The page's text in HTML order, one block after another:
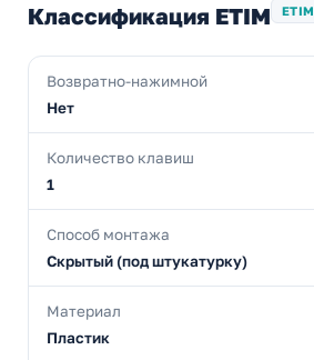
Классификация ETIM ETIM
Возвратно-нажимной
Нет
Количество клавиш
1
Способ монтажа
Скрытый (под штукатурку)
Материал
Пластик